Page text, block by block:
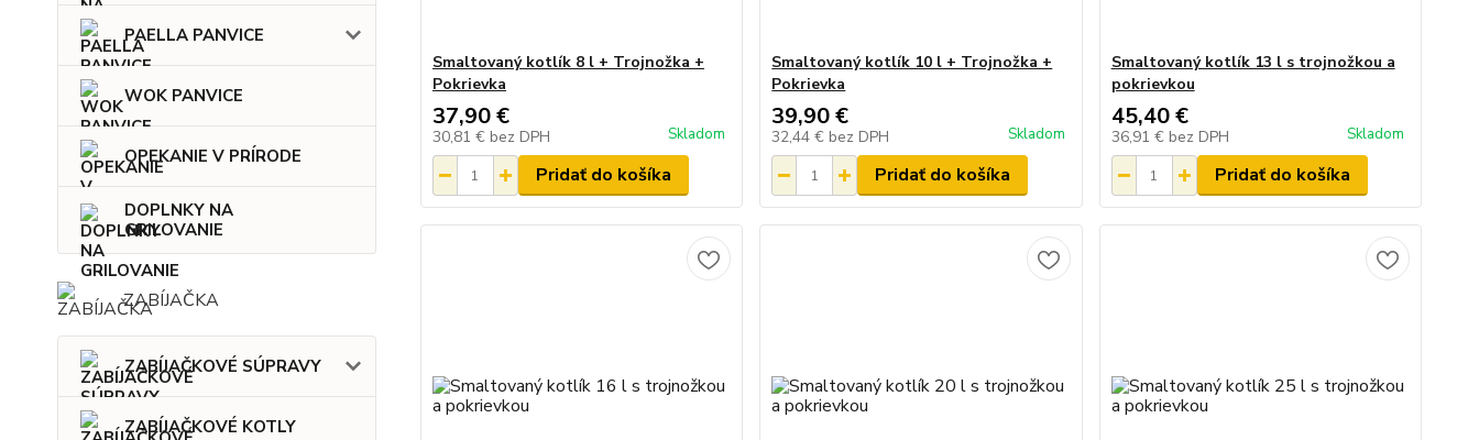
PAELLA PANVICE
WOK PANVICE
OPEKANIE V PRÍRODE
DOPLNKY NA
GRILOVANIE
ZABÍJAČKA
ZABÍJAČKOVÉ SÚPRAVY
ZABÍJAČKOVÉ KOTLY
Smaltovaný kotlík 8 l + Trojnožka +
Pokrievka
37,90 €
30,81 € bez DPH Skladom
Pridať do košíka
Smaltovaný kotlík 10 l + Trojnožka +
Pokrievka
39,90 €
32,44 € bez DPH Skladom
Pridať do košíka
Smaltovaný kotlík 13 l s trojnožkou a
pokrievkou
45,40 €
36,91 € bez DPH Skladom
Pridať do košíka